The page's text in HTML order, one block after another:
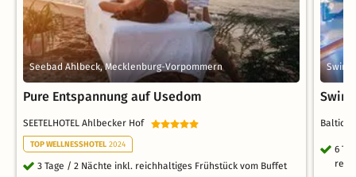
Seebad Ahlbeck, Mecklenburg-Vorpommern
Pure Entspannung auf Usedom
SEETELHOTEL Ahlbecker Hof
TOP WELLNESSHOTEL 2024
3 Tage / 2 Nächte inkl. reichhaltiges Frühstück vom Buffet
Baltic
6